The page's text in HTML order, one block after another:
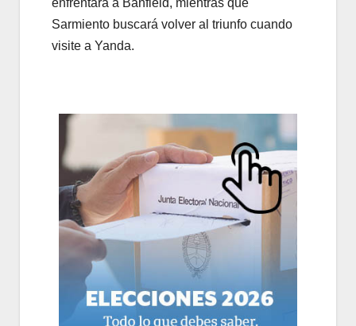
Sarmiento buscará volver al triunfo cuando
visite a Yanda.